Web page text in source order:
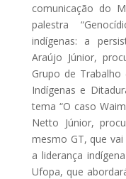
comunicação do
palestra
indígenas: a
Araújo Júnior,
Grupo de
Indígenas e
tema “O caso
Netto Júnior,
mesmo GT, que
a liderança
Ufopa, que